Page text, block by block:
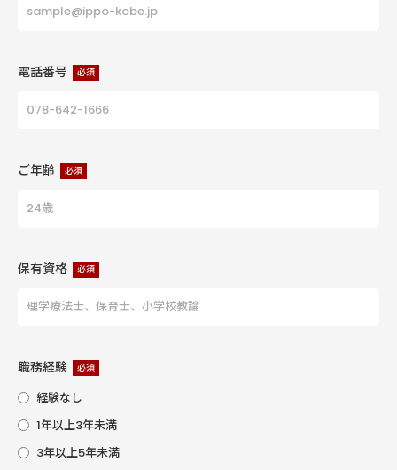
電話番号 必須
ご年齢 必須
保有資格 必須
職務経験 必須
経験なし
1年以上3年未満
3年以上5年未満